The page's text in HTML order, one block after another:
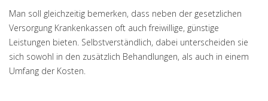
Man soll gleichzeitig bemerken, dass neben der gesetzlichen
Versorgung Krankenkassen oft auch freiwillige, günstige
Leistungen bieten. Selbstverständlich, dabei unterscheiden sie
sich sowohl in den zusätzlich Behandlungen, als auch in einem
Umfang der Kosten.